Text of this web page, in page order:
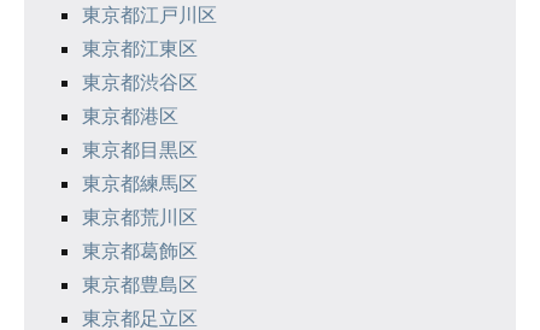
東京都江戸川区
東京都江東区
東京都渋谷区
東京都港区
東京都目黒区
東京都練馬区
東京都荒川区
東京都葛飾区
東京都豊島区
東京都足立区